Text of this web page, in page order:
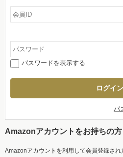
パスワードを表示する
パ
Amazonアカウントをお持ちの方
Amazonアカウントを利用して会員登録され